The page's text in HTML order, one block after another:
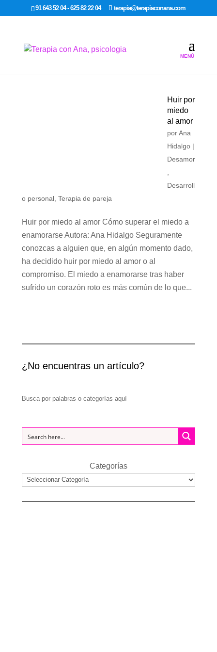
google-site-verification: google7dcda757e565a307.html
91 643 52 04 - 625 82 22 04 terapia@terapiaconana.com
Huir por
miedo
al amor
porAna
Hidalgo|
Desamor
Desarroll
o personal, Terapia de pareja
Huir por miedo al amor Cómo superar el miedo a
enamorarse Autora: Ana Hidalgo Seguramente
conozcas a alguien que, en algún momento dado,
ha decidido huir por miedo al amor o al
compromiso. El miedo a enamorarse tras haber
sufrido un corazón roto es más común de lo que...
¿No encuentras un artículo?
Busca por palabras o categorías aquí
Categorías